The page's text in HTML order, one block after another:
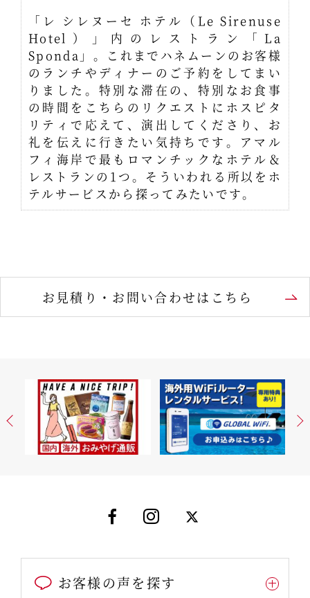
「レ シレヌーセ ホテル（Le Sirenuse
Hotel）」内のレストラン「La
Sponda」。これまでハネムーンのお客様
のランチやディナーのご予約をしてまい
りました。特別な滞在の、特別なお食事
の時間をこちらのリクエストにホスピタ
リティで応えて、演出してくださり、お
礼を伝えに行きたい気持ちです。アマル
フィ海岸で最もロマンチックなホテル＆
レストランの1つ。そういわれる所以をホ
テルサービスから探ってみたいです。
お見積り・お問い合わせはこちら
お客様の声を探す